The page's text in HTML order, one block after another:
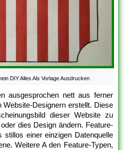
DIY Alles Als Vorlage Ausdrucken
ausgesprochen nett aus ferner
Website-Designern erstellt. Diese
dieser Website zu
dies Design ändern. Feature-
stillos einer einzigen Datenquelle
Weitere A den Feature-Typen,